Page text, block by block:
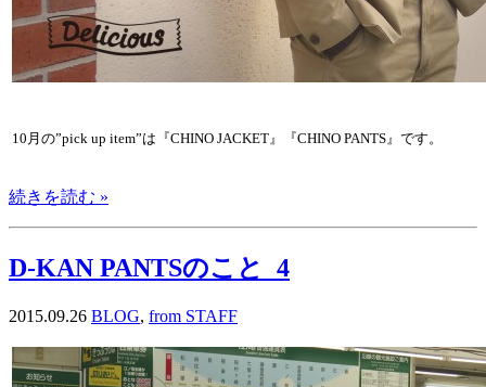
10月の”pick up item”は『CHINO JACKET』『CHINO PANTS』です。
続きを読む »
D-KAN PANTSのこと_4
2015.09.26 BLOG, from STAFF